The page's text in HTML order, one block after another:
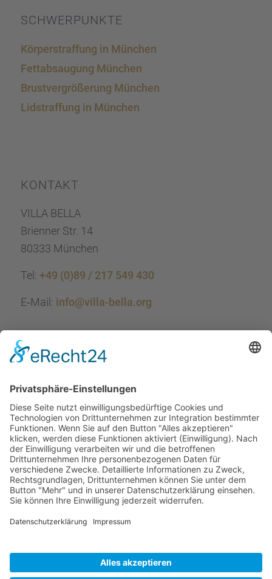
SCHWER­PUNKTE
Körper­straf­fung in München
Fettab­sau­gung München
Brust­ver­grö­ße­rung München
Lidstraf­fung in München
KONTAKT
VILLA BELLA
Brien­ner Str. 14
80333 München
Tel: +49 (0)89 / 217 549 430
E‑Mail: info@villa-bella.org
ÖFFNUNGS­ZEI­TEN
Mo-Do: 09:00 — 20:00 Uhr
Fr: 09:00 — 18:00 Uhr
Sa*: 10:00 — 18:00 Uhr
*auf Anfrage 3x im Monat
© Copyright 2024 - Villa Bella |Cookie-
Einstellungen|Kontakt|Datenschutz|